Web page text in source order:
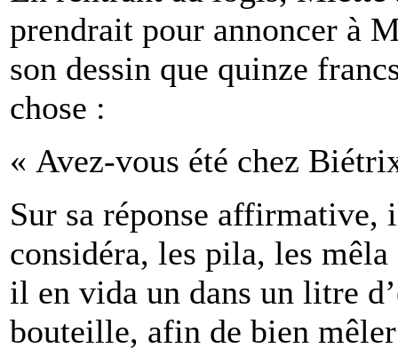
prendrait pour annoncer à
son dessin que quinze
chose :
« Avez-vous été chez
Sur sa réponse affirmative,
considéra, les pila, les
il en vida un dans un litre
bouteille, afin de bien